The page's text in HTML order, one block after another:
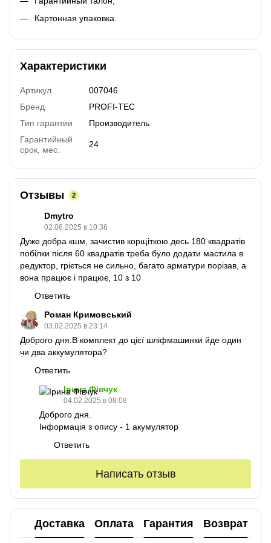
Картонная упаковка.
Характеристики
Артикул
007046
Бренд
PROFI-TEC
Тип гарантии
Производитель
Гарантийный
срок, мес.
24
Отзывы 2
Dmytro
02.06.2025 в 10:36
Дуже добра кшм, зачистив корщіткою десь 180 квадратів
побілки після 60 квадратів треба було додати мастила в
редуктор, гріється не сильно, багато арматури порізав, а
вона працює і працює, 10 з 10
Ответить
Роман Кримовський
03.02.2025 в 23:14
Доброго дня.В комплект до цієї шліфмашинки йде один
чи два аккумулятора?
Ответить
Ірина Фівчук
04.02.2025 в 08:08
Доброго дня.
Інформація з опису - 1 акумулятор
Ответить
Написать отзыв
Доставка Оплата Гарантия Возврат